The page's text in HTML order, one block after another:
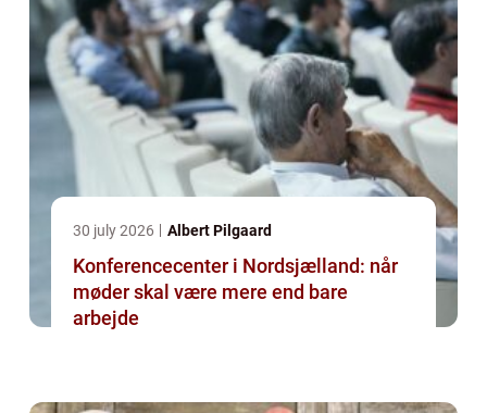
30 july 2026 Albert Pilgaard
Konferencecenter i Nordsjælland: når
møder skal være mere end bare
arbejde